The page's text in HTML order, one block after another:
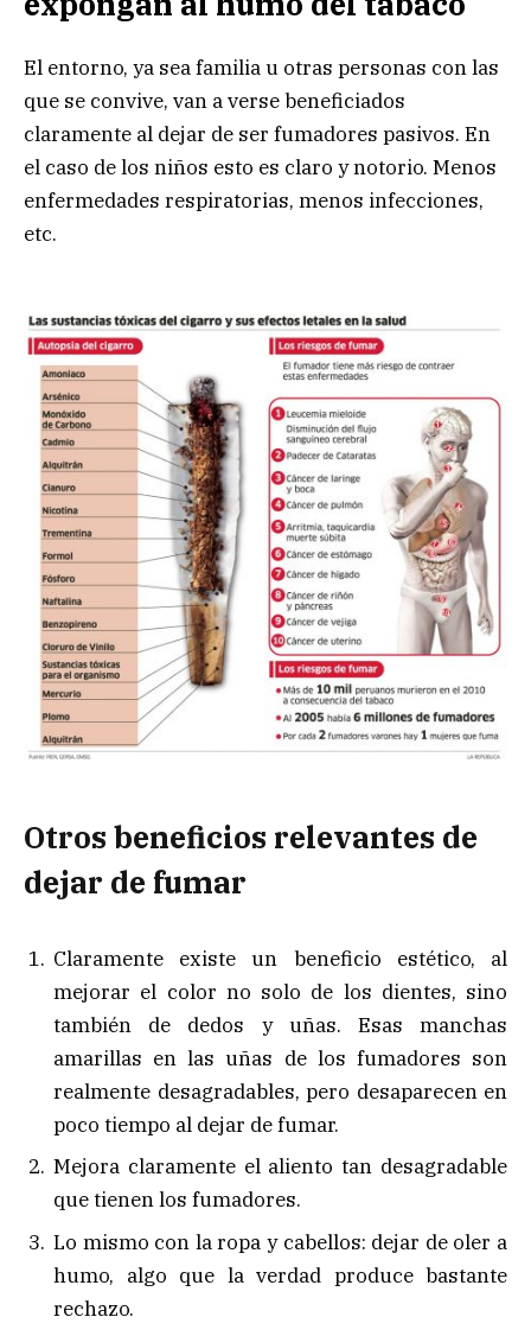
El entorno, ya sea familia u otras personas con las
que se convive, van a verse beneficiados
claramente al dejar de ser fumadores pasivos. En
el caso de los niños esto es claro y notorio. Menos
enfermedades respiratorias, menos infecciones,
etc.
Otros beneficios relevantes de
dejar de fumar
Claramente existe un beneficio estético, al
mejorar el color no solo de los dientes, sino
también de dedos y uñas. Esas manchas
amarillas en las uñas de los fumadores son
realmente desagradables, pero desaparecen en
poco tiempo al dejar de fumar.
Mejora claramente el aliento tan desagradable
que tienen los fumadores.
Lo mismo con la ropa y cabellos: dejar de oler a
humo, algo que la verdad produce bastante
rechazo.